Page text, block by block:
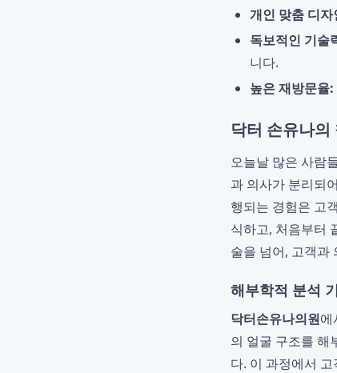
개인 맞춤 디자
독보적인 기술
니다.
높은 재방문율:
닥터 손유나
오늘날 많은 사람
과 의사가 분리되
행되는 경험은 고
식하고, 처음부터
술을 넘어, 고객과
해부학적 분석
닥터손유나의원에
의 얼굴 구조를 해
다. 이 과정에서